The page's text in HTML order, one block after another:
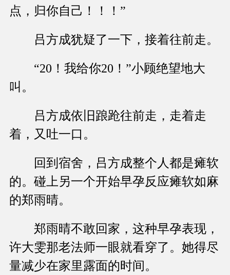
点，归你自己！！！”
吕方成犹疑了一下，接着往前走。
“20！我给你20！”小顾绝望地大
叫。
吕方成依旧踉跄往前走，走着走
着，又吐一口。
回到宿舍，吕方成整个人都是瘫软
的。碰上另一个开始早孕反应瘫软如麻
的郑雨晴。
郑雨晴不敢回家，这种早孕表现，
许大雯那老法师一眼就看穿了。她得尽
量减少在家里露面的时间。